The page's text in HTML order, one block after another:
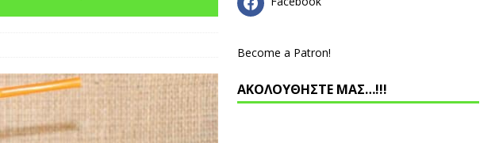
Become a Patron!
ΑΚΟΛΟΥΘΗΣΤΕ ΜΑΣ…!!!